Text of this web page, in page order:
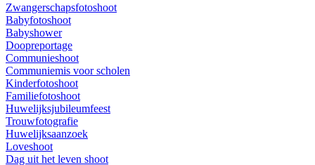
Zwangerschapsfotoshoot
Babyfotoshoot
Babyshower
Doopreportage
Communieshoot
Communiemis voor scholen
Kinderfotoshoot
Familiefotoshoot
Huwelijksjubileumfeest
Trouwfotografie
Huwelijksaanzoek
Loveshoot
Dag uit het leven shoot